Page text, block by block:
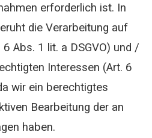
erforderlich ist. In
die Verarbeitung auf
Abs. 1 lit. a DSGVO) und /
Interessen (Art. 6
wir ein berechtigtes
Bearbeitung der an
haben.